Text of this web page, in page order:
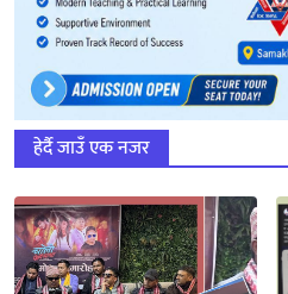
हेर्दै जाउँ एक नजर